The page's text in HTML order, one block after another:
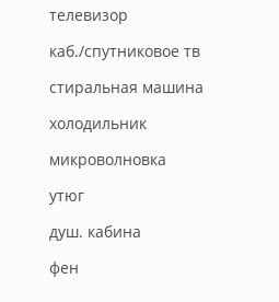
телевизор
каб./спутниковое тв
стиральная машина
холодильник
микроволновка
утюг
душ. кабина
фен